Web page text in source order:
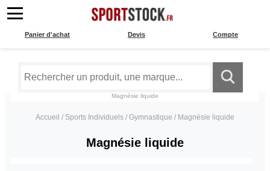
Compte
Devis
Panier d'achat
Magnésie liquide
Accueil / Sports Individuels / Gymnastique / Magnésie liquide
Magnésie liquide